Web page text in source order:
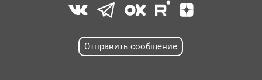
Отправить сообщение